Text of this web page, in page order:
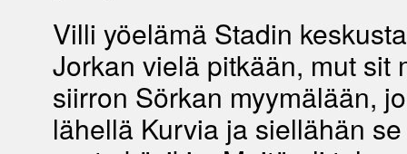
Villi yöelämä Stadin
Jorkan vielä pitkään, mut sit
siirron Sörkan myymälään,
lähellä Kurvia ja siellähän